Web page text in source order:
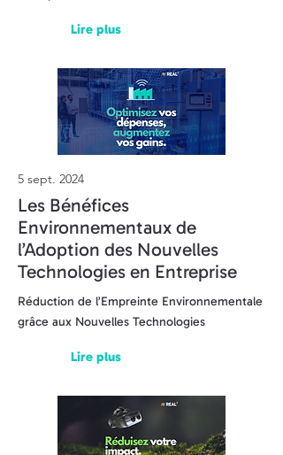
Lire plus
5 sept. 2024
Les Bénéfices
Environnementaux de
l’Adoption des Nouvelles
Technologies en Entreprise
Réduction de l’Empreinte Environnementale
grâce aux Nouvelles Technologies
Lire plus